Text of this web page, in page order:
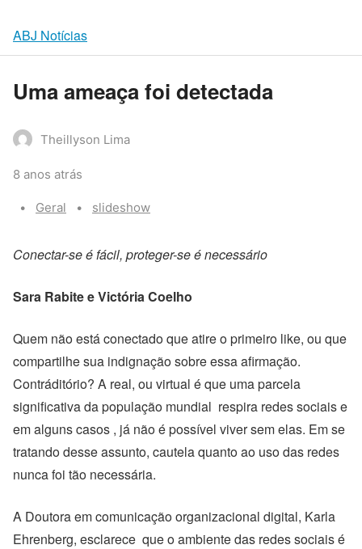
ABJ Notícias
Uma ameaça foi detectada
Theillyson Lima
8 anos atrás
Categories:
Geral Tags:
slideshow
Conectar-se é fácil, proteger-se é necessário
Sara Rabite e Victória Coelho
Quem não está conectado que atire o primeiro like, ou que
compartilhe sua indignação sobre essa afirmação.
Contráditório? A real, ou virtual é que uma parcela
significativa da população mundial respira redes sociais e
em alguns casos , já não é possível viver sem elas. Em se
tratando desse assunto, cautela quanto ao uso das redes
nunca foi tão necessária.
A Doutora em comunicação organizacional digital, Karla
Ehrenberg, esclarece que o ambiente das redes sociais é